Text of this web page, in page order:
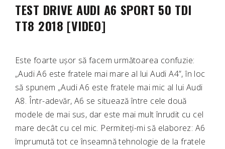
TEST DRIVE AUDI A6 SPORT 50 TDI
TT8 2018 [VIDEO]
Este foarte ușor să facem următoarea confuzie:
„Audi A6 este fratele mai mare al lui Audi A4”, în loc
să spunem „Audi A6 este fratele mai mic al lui Audi
A8. Într-adevăr, A6 se situează între cele două
modele de mai sus, dar este mai mult înrudit cu cel
mare decât cu cel mic. Permiteți-mi să elaborez: A6
împrumută tot ce înseamnă tehnologie de la fratele